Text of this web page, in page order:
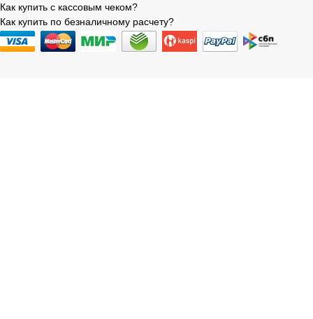
Как купить с кассовым чеком?
Как купить по безналичному расчету?